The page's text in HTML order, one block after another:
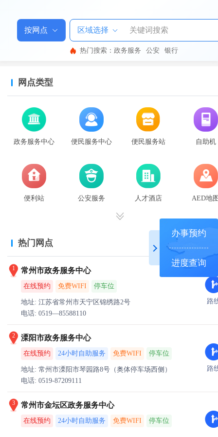
区域选择
热门搜索： 政务服务 公安 银行
选
网点类型
政务服务中心 便民服务中心 便民服务站 自助机
便利站 公安服务 人才酒店 AED地
热门网点
1 常州市政务服务中心
在线预约 免费WIFI 停车位
地址: 江苏省常州市天宁区锦绣路2号
电话: 0519—85588110
路
2 溧阳市政务服务中心
在线预约 24小时自助服务 免费WIFI 停车位
地址: 常州市溧阳市琴园路8号（奥体停车场西侧）
电话: 0519-87209111
路
3 常州市金坛区政务服务中心
在线预约 24小时自助服务 免费WIFI 停车位
办事预约
进度查询